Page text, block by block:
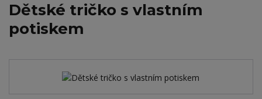
Dětské tričko s vlastním
potiskem